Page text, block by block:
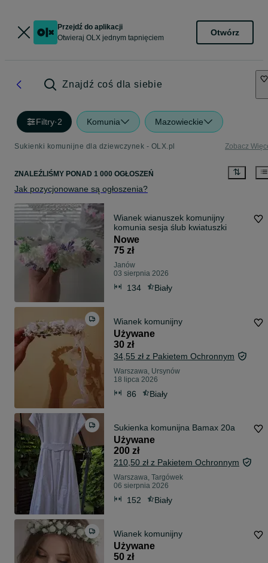
Przejdź do aplikacji
Otwieraj OLX jednym tapnięciem
Otwórz
Znajdź coś dla siebie
Filtry·2 Komunia Mazowieckie
Sukienki komunijne dla dziewczynek - OLX.pl Zobacz
ZNALEŹLIŚMY PONAD 1 000 OGŁOSZEŃ
Jak pozycjonowane są ogłoszenia?
Wianek wianuszek komunijny
komunia sesja ślub kwiatuszki
Nowe
75 zł
Janów
03 sierpnia 2026
134 Biały
Wianek komunijny
Używane
30 zł
34,55 zł z Pakietem Ochronnym
Warszawa, Ursynów
18 lipca 2026
86 Biały
Sukienka komunijna Bamax 20a
Używane
200 zł
210,50 zł z Pakietem Ochronnym
Warszawa, Targówek
06 sierpnia 2026
152 Biały
Wianek komunijny
Używane
50 zł